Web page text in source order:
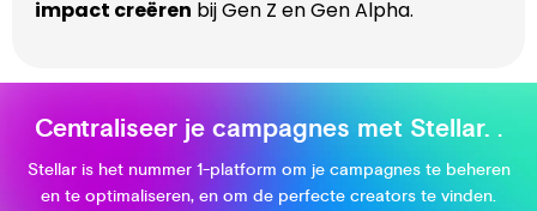
impact creëren bij Gen Z en Gen Alpha.
Centraliseer je campagnes met Stellar. .
Stellar is het nummer 1-platform om je campagnes te beheren
en te optimaliseren, en om de perfecte creators te vinden.